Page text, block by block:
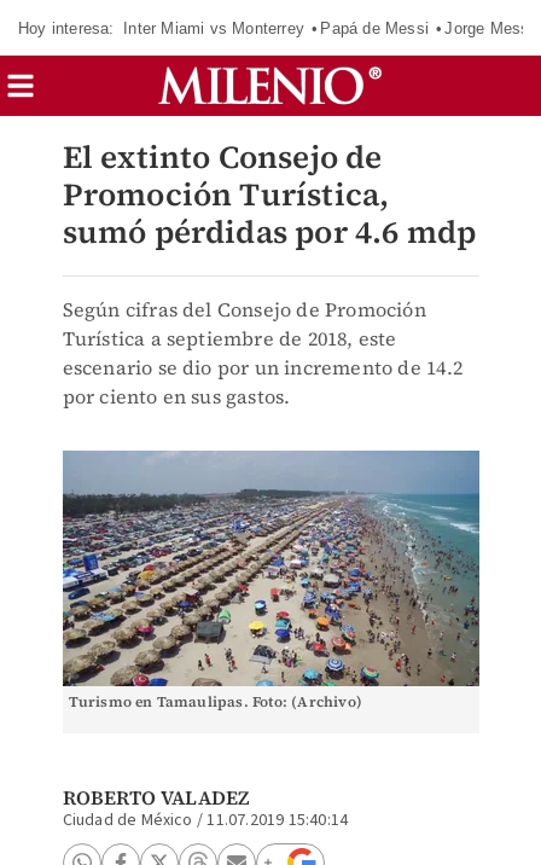
Hoy interesa: Inter Miami vs Monterrey Papá de Messi Jorge Messi
El extinto Consejo de
Promoción Turística,
sumó pérdidas por 4.6 mdp
Según cifras del Consejo de Promoción
Turística a septiembre de 2018, este
escenario se dio por un incremento de 14.2
por ciento en sus gastos.
Turismo en Tamaulipas. Foto: (Archivo)
ROBERTO VALADEZ
Ciudad de México /11.07.2019 15:40:14